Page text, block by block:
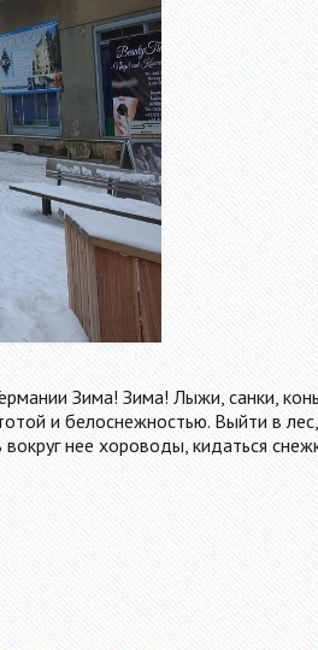
Зима! Зима! Лыжи, санки,
и белоснежностью. Выйти в
нее хороводы, кидаться